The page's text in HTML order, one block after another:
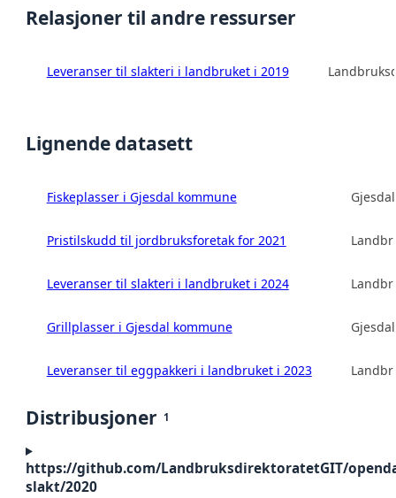
Relasjoner til andre ressurser
Leveranser til slakteri i landbruket i 2019
Lignende datasett
Fiskeplasser i Gjesdal kommune
Pristilskudd til jordbruksforetak for 2021
Leveranser til slakteri i landbruket i 2024
Grillplasser i Gjesdal kommune
Leveranser til eggpakkeri i landbruket i 2023
Distribusjoner 1
https://github.com/LandbruksdirektoratetGIT/
slakt/2020